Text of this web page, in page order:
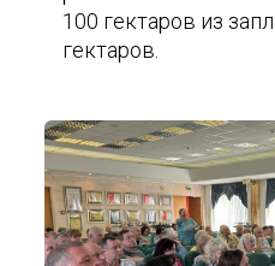
100 гектаров из
гектаров.